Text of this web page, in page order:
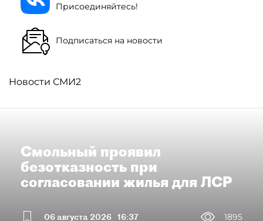
Присоединяйтесь!
Подписаться на новости
Новости СМИ2
Смольный проявил
безотказность при
согласовании жилья для ЛСР
06 августа 2026 16:37
1895